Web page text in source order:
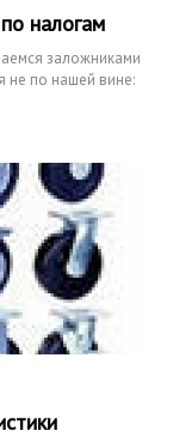
налогам
заложниками
не по нашей вине: